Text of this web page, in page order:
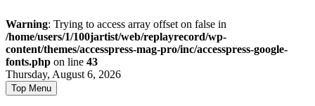
Warning: Trying to access array offset on false in
/home/users/1/100jartist/web/replayrecord/wp-
content/themes/accesspress-mag-pro/inc/accesspress-google-
fonts.php on line 43
Skip
to
content
Thursday, August 6, 2026
Top Menu